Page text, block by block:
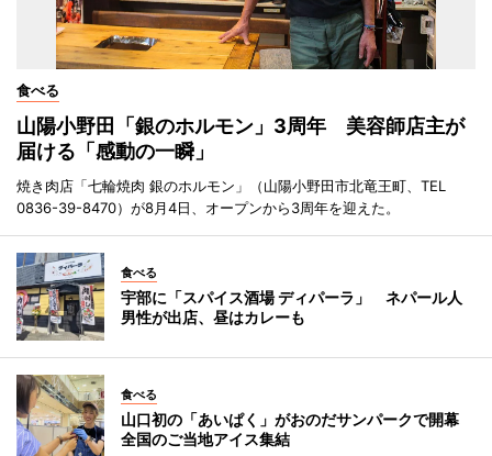
食べる
山陽小野田「銀のホルモン」3周年 美容師店主が
届ける「感動の一瞬」
焼き肉店「七輪焼肉 銀のホルモン」（山陽小野田市北竜王町、TEL
0836-39-8470）が8月4日、オープンから3周年を迎えた。
食べる
宇部に「スパイス酒場 ディパーラ」 ネパール人
男性が出店、昼はカレーも
食べる
山口初の「あいぱく」がおのだサンパークで開幕
全国のご当地アイス集結